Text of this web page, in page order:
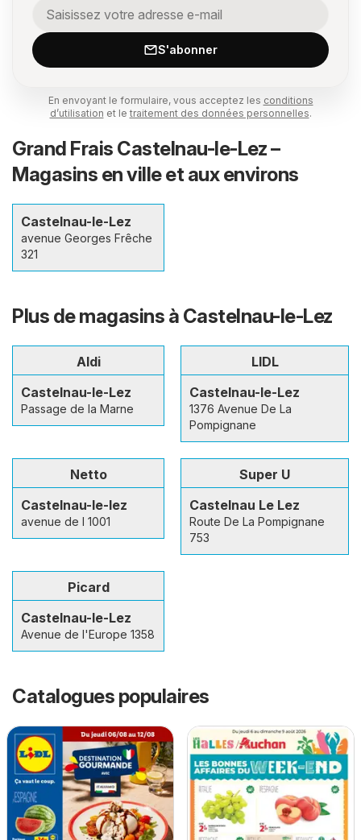
S'abonner
En envoyant le formulaire, vous acceptez les conditions
d’utilisation et le traitement des données personnelles.
Grand Frais Castelnau-le-Lez –
Magasins en ville et aux environs
Castelnau-le-Lez
avenue Georges Frêche
321
Plus de magasins à Castelnau-le-Lez
Aldi
Castelnau-le-Lez
Passage de la Marne
LIDL
Castelnau-le-Lez
1376 Avenue De La
Pompignane
Netto
Castelnau-le-lez
avenue de l 1001
Super U
Castelnau Le Lez
Route De La Pompignane
753
Picard
Castelnau-le-Lez
Avenue de l'Europe 1358
Catalogues populaires